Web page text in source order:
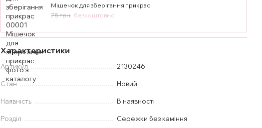
Мішечок для зберігання прикрас
75 грн безкоштовно
Характеристики
Артикул 2130246
Стан Новий
Наявність В наявності
Розділ Сережки без каміння